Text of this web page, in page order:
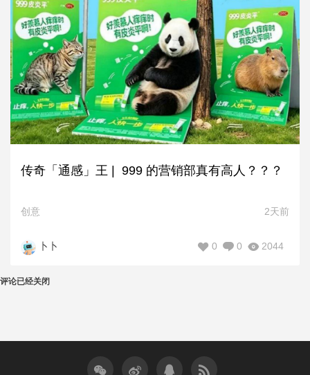
传奇「通感」王 | 999 的营销部真有高人？？？
创意 2天前
卜卜 2044
0
0
评论已经关闭